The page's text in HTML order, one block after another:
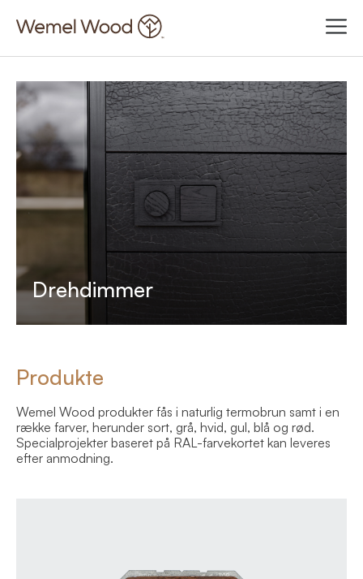
Drehdimmer
Produkte
Wemel Wood produkter fås i naturlig termobrun samt i en
række farver, herunder sort, grå, hvid, gul, blå og rød.
Specialprojekter baseret på RAL-farvekortet kan leveres
efter anmodning.